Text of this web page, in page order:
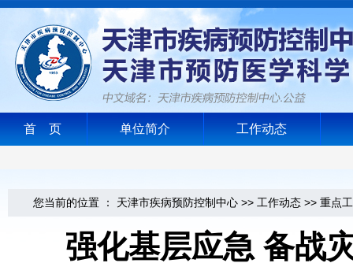
首 页 单位简介 工作动态
您当前的位置 ： 天津市疾病预防控制中心 >> 工作动态 >> 重点
强化基层应急 备战